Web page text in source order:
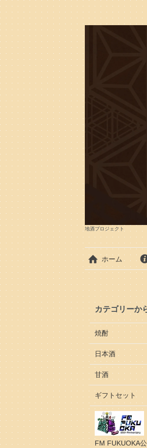
地酒プロジェクト
ホーム
カテゴリーか
焼酎
日本酒
甘酒
ギフトセット
FM FUKUOKA